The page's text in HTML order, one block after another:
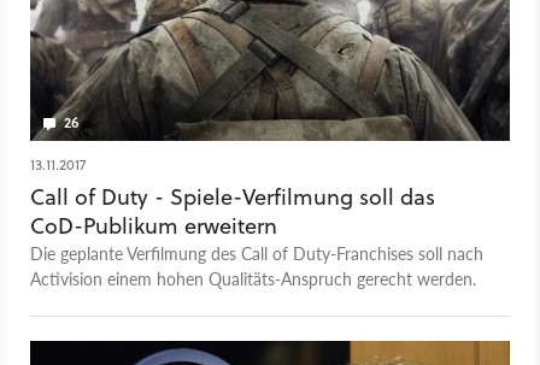
26
13.11.2017
Call of Duty - Spiele-Verfilmung soll das
CoD-Publikum erweitern
Die geplante Verfilmung des Call of Duty-Franchises soll nach
Activision einem hohen Qualitäts-Anspruch gerecht werden.